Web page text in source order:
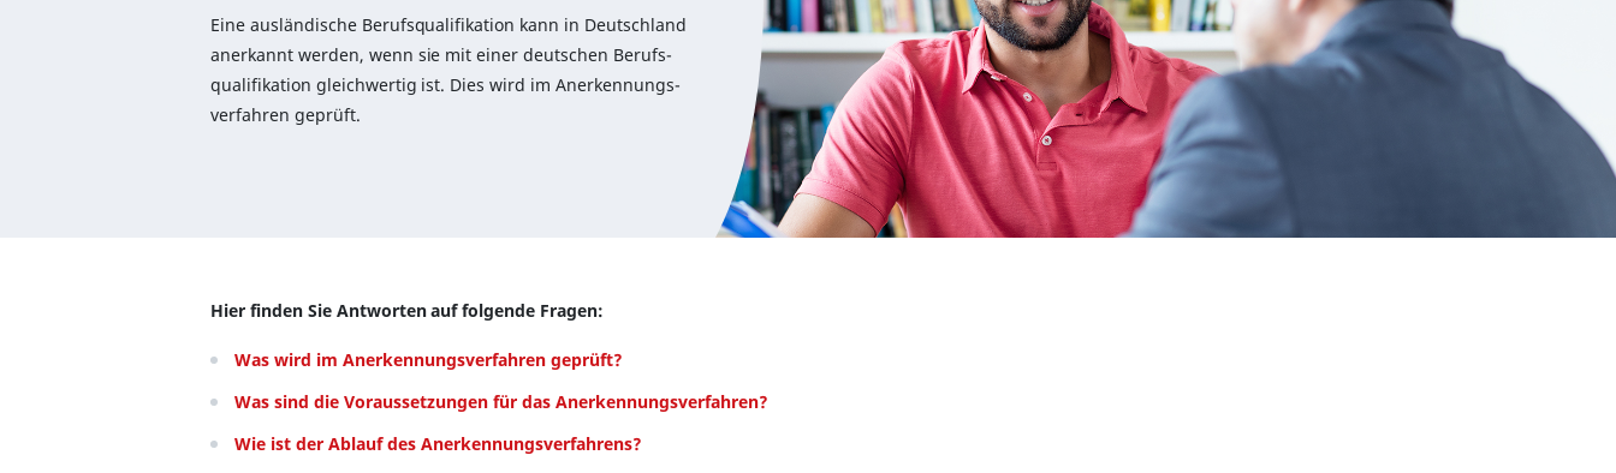
Ei­ne aus­län­di­sche Be­rufs­qua­li­fi­ka­ti­on kann in Deutsch­land
an­er­kannt wer­den, wenn sie mit ei­ner deut­schen Be­rufs­
qua­li­fi­ka­ti­on gleich­wer­tig ist. Dies wird im An­er­ken­nungs­
ver­fah­ren ge­prüft.
Hier finden Sie Antworten auf folgende Fragen:
Was wird im Anerkennungsverfahren geprüft?
Was sind die Voraussetzungen für das Anerkennungsverfahren?
Wie ist der Ablauf des Anerkennungsverfahrens?